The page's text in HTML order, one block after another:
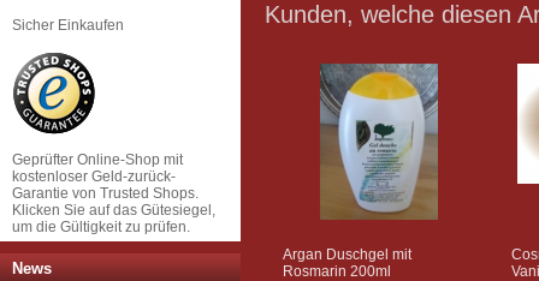
Kunden, welche diesen
Argan Duschgel mit
Rosmarin 200ml
Sicher Einkaufen
Geprüfter Online-Shop mit
kostenloser Geld-zurück-
Garantie von Trusted Shops.
Klicken Sie auf das Gütesiegel,
um die Gültigkeit zu prüfen.
News